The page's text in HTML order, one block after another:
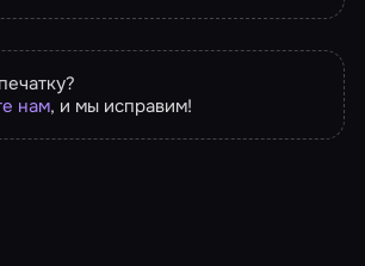
нам, и мы исправим!